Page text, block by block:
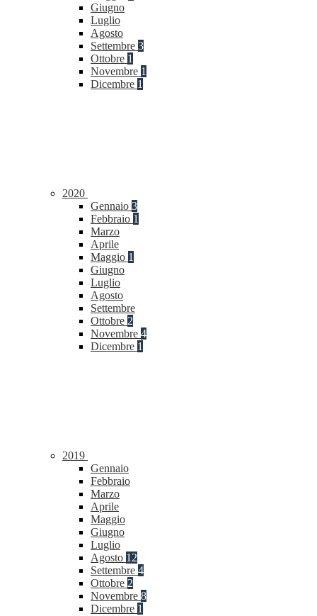
Giugno
Luglio
Agosto
Settembre 3
Ottobre 1
Novembre 1
Dicembre 1
2020
Gennaio 3
Febbraio 1
Marzo
Aprile
Maggio 1
Giugno
Luglio
Agosto
Settembre
Ottobre 2
Novembre 4
Dicembre 1
2019
Gennaio
Febbraio
Marzo
Aprile
Maggio
Giugno
Luglio
Agosto 12
Settembre 4
Ottobre 2
Novembre 8
Dicembre 1